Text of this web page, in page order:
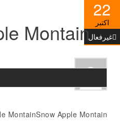
22
اکتبر
غیرفعالMontain
MontainSnow Apple Montain